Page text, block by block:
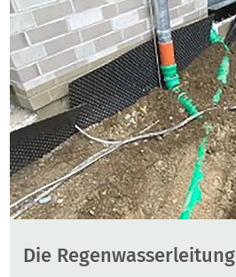
Die Regenwasserleitung